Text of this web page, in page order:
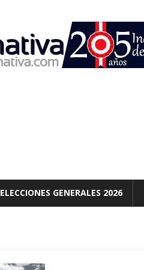
ELECCIONES GENERALES 2026